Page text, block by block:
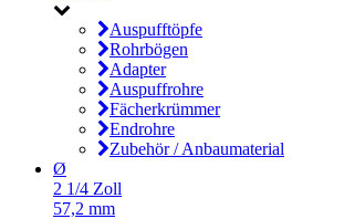
Auspufftöpfe
Rohrbögen
Adapter
Auspuffrohre
Fächerkrümmer
Endrohre
Zubehör / Anbaumaterial
Ø
2 1/4 Zoll
57,2 mm